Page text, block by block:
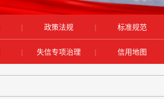
| 政策法规 | 标准规范
| 失信专项治理 | 信用地图